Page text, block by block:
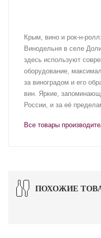
Крым, вино и рок-н-
Винодельня в селе
здесь используют
оборудование,
за виноградом и его
вин. Яркие,
России, и за её
Все товары
ПОХОЖИЕ